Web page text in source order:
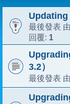
Updating
最後發表
回覆: 1
3.2）
最後發表